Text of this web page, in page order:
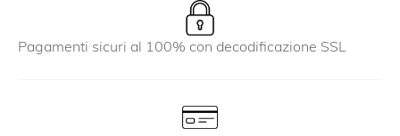
Pagamenti sicuri al 100% con decodificazione SSL